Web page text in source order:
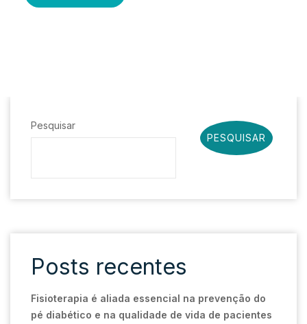
Pesquisar
PESQUISAR
Posts recentes
Fisioterapia é aliada essencial na prevenção do
pé diabético e na qualidade de vida de pacientes